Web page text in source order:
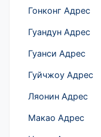
Гонконг Адрес
Гуандун Адрес
Гуанси Адрес
Гуйчжоу Адрес
Ляонин Адрес
Макао Адрес